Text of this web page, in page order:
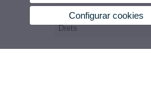
Conversatori de Drets
Drets
Configurar cookies